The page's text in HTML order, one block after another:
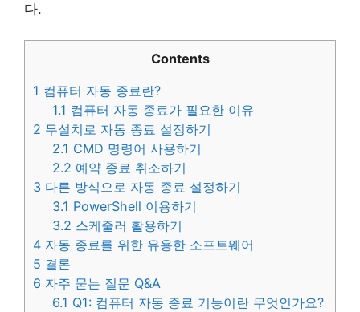
다.
Contents
1 컴퓨터 자동 종료란?
1.1 컴퓨터 자동 종료가 필요한 이유
2 무설치로 자동 종료 설정하기
2.1 CMD 명령어 사용하기
2.2 예약 종료 취소하기
3 다른 방식으로 자동 종료 설정하기
3.1 PowerShell 이용하기
3.2 스케줄러 활용하기
4 자동 종료를 위한 유용한 소프트웨어
5 결론
6 자주 묻는 질문 Q&A
6.1 Q1: 컴퓨터 자동 종료 기능이란 무엇인가요?